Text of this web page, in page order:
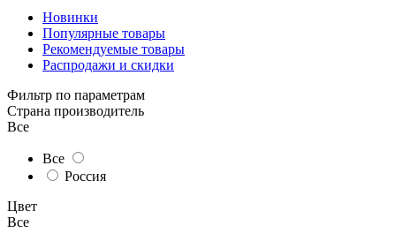
Новинки
Популярные товары
Рекомендуемые товары
Распродажи и скидки
Фильтр по параметрам
Страна производитель
Все
Все
Россия
Цвет
Все